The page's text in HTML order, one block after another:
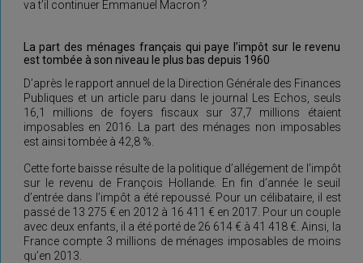
va t’il continuer Emmanuel Macron ?
La part des ménages français qui paye l’impôt sur le revenu
est tombée à son niveau le plus bas depuis 1960
D’après le rapport annuel de la Direction Générale des Finances
Publiques et un article paru dans le journal Les Echos, seuls
16,1 millions de foyers fiscaux sur 37,7 millions étaient
imposables en 2016. La part des ménages non imposables
est ainsi tombée à 42,8 %.
Cette forte baisse résulte de la politique d’allégement de l’impôt
sur le revenu de François Hollande. En fin d’année le seuil
d’entrée dans l’impôt a été repoussé. Pour un célibataire, il est
passé de 13 275 € en 2012 à 16 411 € en 2017. Pour un couple
avec deux enfants, il a été porté de 26 614 € à 41 418 €. Ainsi, la
France compte 3 millions de ménages imposables de moins
qu’en 2013.